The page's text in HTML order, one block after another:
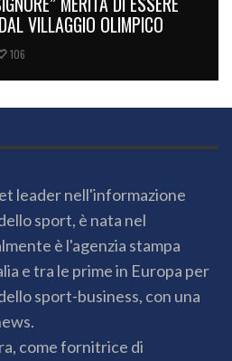
VILLAGGIO OLIMPICO
106
leader nell'informazione
sport, è nata nel
è l'agenzia stampa
e tra le prime in Europa per
sport-business, con una
come fornitrice di